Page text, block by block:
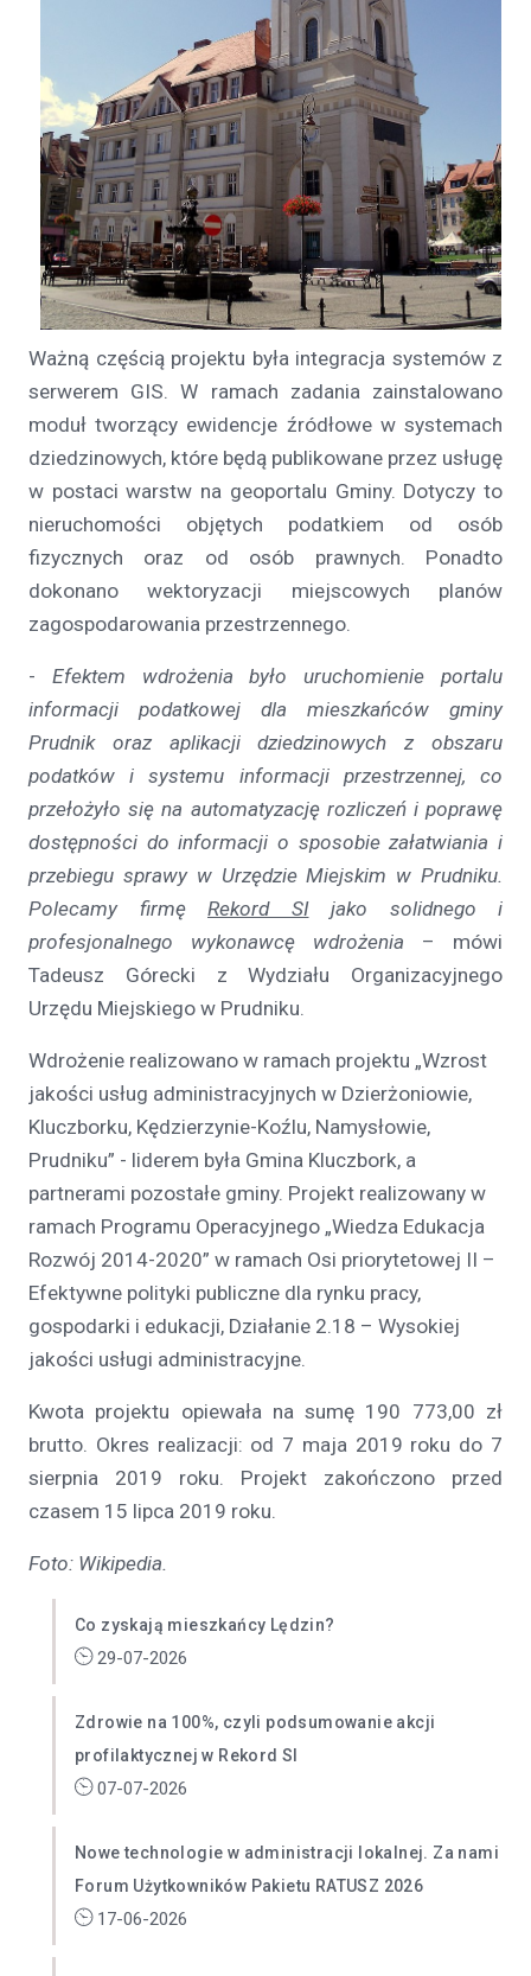
Ważną częścią projektu była integracja systemów z
serwerem GIS. W ramach zadania zainstalowano
moduł tworzący ewidencje źródłowe w systemach
dziedzinowych, które będą publikowane przez usługę
w postaci warstw na geoportalu Gminy. Dotyczy to
nieruchomości objętych podatkiem od osób
fizycznych oraz od osób prawnych. Ponadto
dokonano wektoryzacji miejscowych planów
zagospodarowania przestrzennego.
- Efektem wdrożenia było uruchomienie portalu
informacji podatkowej dla mieszkańców gminy
Prudnik oraz aplikacji dziedzinowych z obszaru
podatków i systemu informacji przestrzennej, co
przełożyło się na automatyzację rozliczeń i poprawę
dostępności do informacji o sposobie załatwiania i
przebiegu sprawy w Urzędzie Miejskim w Prudniku.
Polecamy firmę Rekord SIjako solidnego i
profesjonalnego wykonawcę wdrożenia – mówi
Tadeusz Górecki z Wydziału Organizacyjnego
Urzędu Miejskiego w Prudniku.
Wdrożenie realizowano w ramach projektu „Wzrost
jakości usług administracyjnych w Dzierżoniowie,
Kluczborku, Kędzierzynie-Koźlu, Namysłowie,
Prudniku” - liderem była Gmina Kluczbork, a
partnerami pozostałe gminy. Projekt realizowany w
ramach Programu Operacyjnego „Wiedza Edukacja
Rozwój 2014-2020” w ramach Osi priorytetowej II –
Efektywne polityki publiczne dla rynku pracy,
gospodarki i edukacji, Działanie 2.18 – Wysokiej
jakości usługi administracyjne.
Kwota projektu opiewała na sumę 190 773,00 zł
brutto. Okres realizacji: od 7 maja 2019 roku do 7
sierpnia 2019 roku. Projekt zakończono przed
czasem 15 lipca 2019 roku.
Foto: Wikipedia.
Co zyskają mieszkańcy Lędzin?
29-07-2026
Zdrowie na 100%, czyli podsumowanie akcji
profilaktycznej w Rekord SI
07-07-2026
Nowe technologie w administracji lokalnej. Za nami
Forum Użytkowników Pakietu RATUSZ 2026
17-06-2026